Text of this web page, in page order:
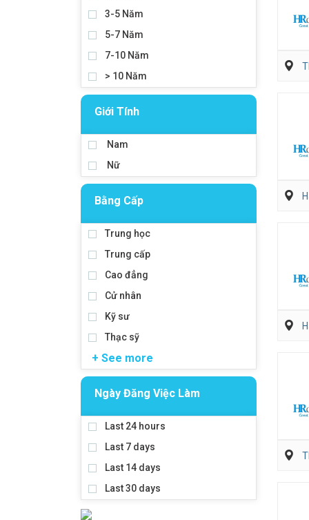
3-5 Năm
5-7 Năm
7-10 Năm
> 10 Năm
Giới Tính
Nam
Nữ
Bằng Cấp
Trung học
Trung cấp
Cao đẳng
Cử nhân
Kỹ sư
Thạc sỹ
+ See more
Ngày Đăng Việc Làm
Last 24 hours
Last 7 days
Last 14 days
Last 30 days